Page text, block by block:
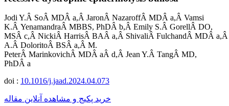
Jodi Y.Â SoÂ MDÂ a,Â JaronÂ NazaroffÂ MDÂ a,Â Vamsi
K.Â YenamandraÂ MBBS, PhDÂ b,Â Emily S.Â GorellÂ DO,
MSÂ c,Â NickiÂ HarrisÂ BAÂ a,Â ShivaliÂ FulchandÂ MDÂ
A.Â DoloritoÂ BSÂ a,Â M.
PeterÂ MarinkovichÂ MDÂ aÂ d,Â Jean Y.Â TangÂ MD,
PhDÂ a
doi : 10.1016/j.jaad.2024.04.073
خرید پکیج و مشاهده آنلاین مقاله